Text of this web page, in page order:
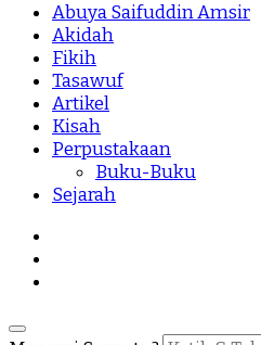
Abuya Saifuddin Amsir
Akidah
Fikih
Tasawuf
Artikel
Kisah
Perpustakaan
Buku-Buku
Sejarah